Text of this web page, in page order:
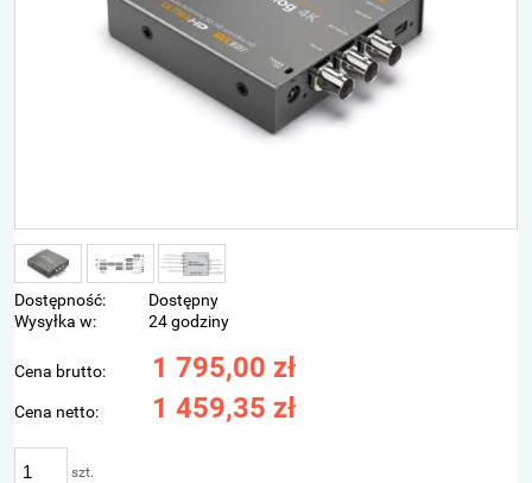
Dostępność:
Dostępny
Wysyłka w:
24 godziny
Cena brutto: 1 795,00 zł
Cena netto: 1 459,35 zł
szt.